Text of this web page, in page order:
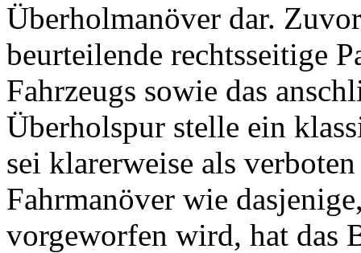
Überholmanöver dar.
beurteilende rechtsseitige
Fahrzeugs sowie das
Überholspur stelle ein
sei klarerweise als
Fahrmanöver wie
vorgeworfen wird, hat das